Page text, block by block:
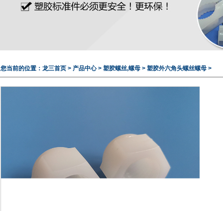
您当前的位置： 龙三首页 > 产品中心> 塑胶螺丝,螺母 > 塑胶外六角头螺丝螺母 >